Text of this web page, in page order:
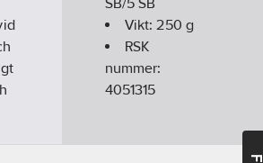
Vikt:250 g
RSK
nummer:
4051315